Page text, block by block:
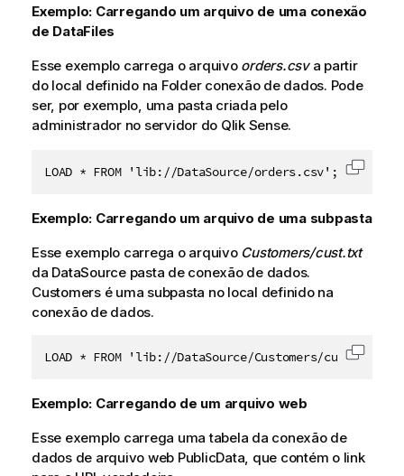
Exemplo: Carregando um arquivo de uma conexão
de DataFiles
Esse exemplo carrega o arquivo orders.csva partir
do local definido na Folderconexão de dados. Pode
ser, por exemplo, uma pasta criada pelo
administrador no servidor do Qlik Sense.
LOAD * FROM 'lib://DataSource/orders.csv'; Copiar
Exemplo: Carregando um arquivo de uma subpasta
Esse exemplo carrega o arquivo Customers/cust.txt
da DataSourcepasta de conexão de dados.
Customers é uma subpasta no local definido na
conexão de dados.
LOAD * FROM 'lib://DataSource/Customers/cust.txt';
Copiar
Exemplo: Carregando de um arquivo web
Esse exemplo carrega uma tabela da conexão de
dados de arquivo web PublicData , que contém o link